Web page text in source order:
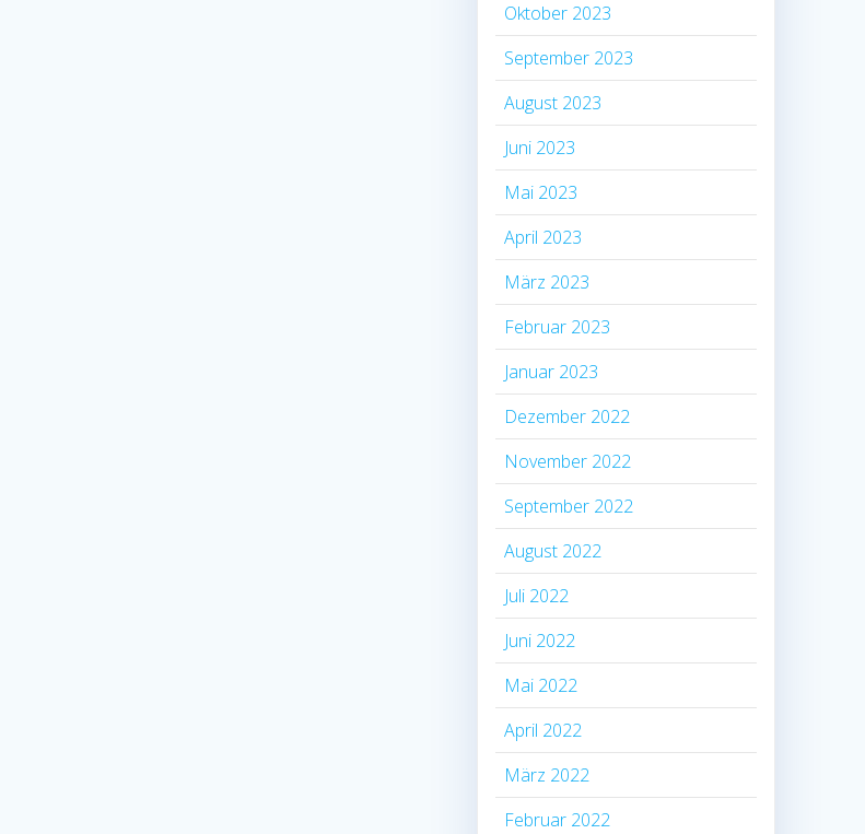
Oktober 2023
September 2023
August 2023
Juni 2023
Mai 2023
April 2023
März 2023
Februar 2023
Januar 2023
Dezember 2022
November 2022
September 2022
August 2022
Juli 2022
Juni 2022
Mai 2022
April 2022
März 2022
Februar 2022